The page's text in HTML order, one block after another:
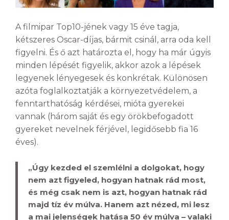
A filmipar Top10-jének vagy 15 éve tagja,
kétszeres Oscar-díjas, bármit csinál, arra oda kell
figyelni. És ő azt határozta el, hogy ha már úgyis
minden lépését figyelik, akkor azok a lépések
legyenek lényegesek és konkrétak. Különösen
azóta foglalkoztatják a környezetvédelem, a
fenntarthatóság kérdései, mióta gyerekei
vannak (három saját és egy örökbefogadott
gyereket nevelnek férjével, legidősebb fia 16
éves).
„Úgy kezded el szemlélni a dolgokat, hogy
nem azt figyeled, hogyan hatnak rád most,
és még csak nem is azt, hogyan hatnak rád
majd tíz év múlva. Hanem azt nézed, mi lesz
a mai jelenségek hatása 50 év múlva – valaki